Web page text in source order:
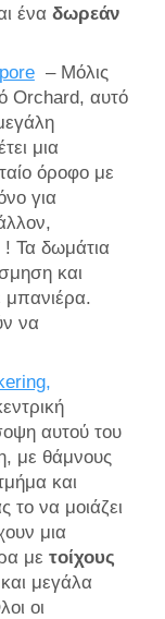
ένα δωρεάν
– Μόλις
Orchard, αυτό
μια
όροφο με
για
! Τα δωμάτια
και
μπανιέρα.
να
αυτού του
με θάμνους
και
το να μοιάζει
μια
με τοίχους
μεγάλα
οι